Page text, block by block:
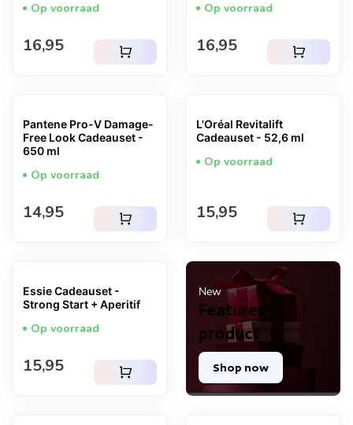
New
Featured
product
Shop now
Op voorraad
Normale prijs
16,95 shopping_cart
Op voorraad
Normale prijs
16,95 shopping_cart
Pantene Pro-V Damage-
Free Look Cadeauset -
650 ml
Op voorraad
Normale prijs
14,95 shopping_cart
L'Oréal Revitalift
Cadeauset - 52,6 ml
Op voorraad
Normale prijs
15,95 shopping_cart
Essie Cadeauset -
Strong Start + Aperitif
Op voorraad
Normale prijs
15,95 shopping_cart